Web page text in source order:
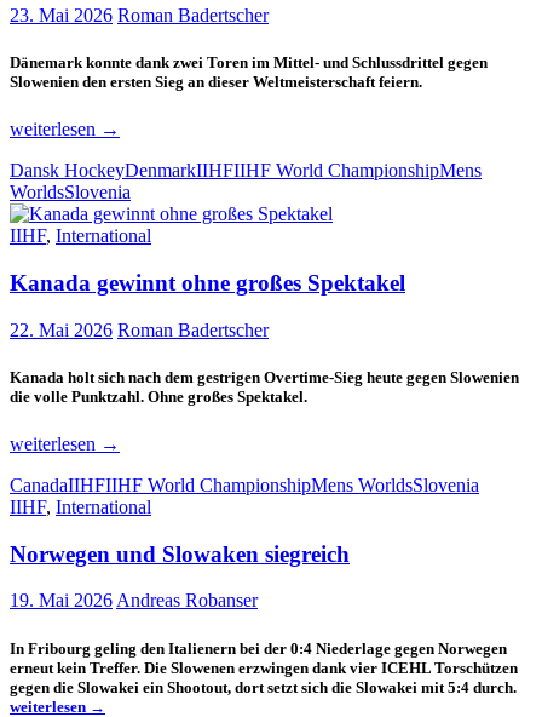
23. Mai 2026 Roman Badertscher
Dänemark konnte dank zwei Toren im Mittel- und Schlussdrittel gegen
Slowenien den ersten Sieg an dieser Weltmeisterschaft feiern.
Erster
für
Dänemark
weiterlesen →
Dansk HockeyDenmarkIIHFIIHF World ChampionshipMens
WorldsSlovenia
IIHF, International
Kanada gewinnt ohne großes Spektakel
22. Mai 2026 Roman Badertscher
Kanada holt sich nach dem gestrigen Overtime-Sieg heute gegen Slowenien
die volle Punktzahl. Ohne großes Spektakel.
Kanada
ohne
großes
weiterlesen →
CanadaIIHFIIHF World ChampionshipMens WorldsSlovenia
IIHF, International
Norwegen und Slowaken siegreich
19. Mai 2026Andreas Robanser
In Fribourg geling den Italienern bei der 0:4 Niederlage gegen Norwegen
erneut kein Treffer. Die Slowenen erzwingen dank vier ICEHL Torschützen
gegen die Slowakei ein Shootout, dort setzt sich die Slowakei mit 5:4 durch.
weiterlesen →